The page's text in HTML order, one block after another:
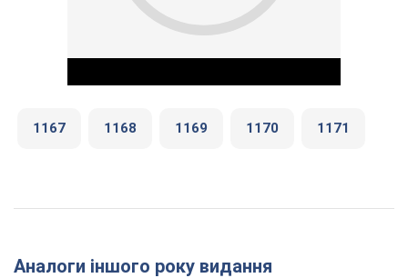
1167 1168 1169 1170 1171
Аналоги іншого року видання